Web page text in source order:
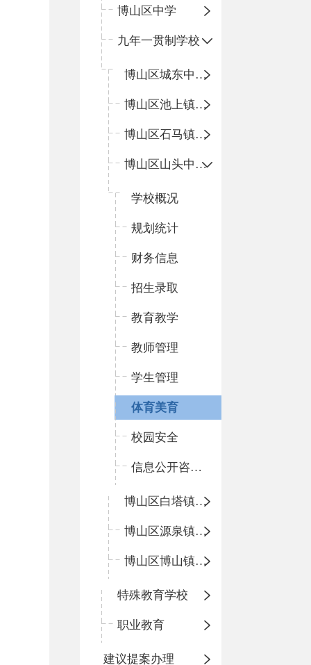
博山区中学
九年一贯制学校
博山区城东中心学校
博山区池上镇中心学校
博山区石马镇中心学校
博山区山头中心学校
学校概况
规划统计
财务信息
招生录取
教育教学
教师管理
学生管理
体育美育
校园安全
信息公开咨询指南
博山区白塔镇中心学校
博山区源泉镇中心学校
博山区博山镇中心学校
特殊教育学校
职业教育
建议提案办理